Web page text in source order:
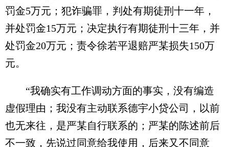
罚金5万元；犯诈骗罪，判处有期徒刑十一年，
并处罚金15万元；决定执行有期徒刑十三年，并
处罚金20万元；责令徐若平退赔严某损失150万
元。
“我确实有工作调动方面的事实，没有编造
虚假理由；我没有主动联系德宇小贷公司，以前
也无来往，是严某自行联系的；严某的陈述前后
不一致，先说过同意给我使用，后来又不同意